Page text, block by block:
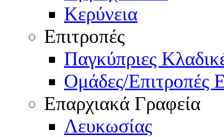
Κερύνεια
Επιτροπές
Παγκύπριες
Ομάδες/Επιτροπές
Επαρχιακά Γραφεία
Λευκωσίας